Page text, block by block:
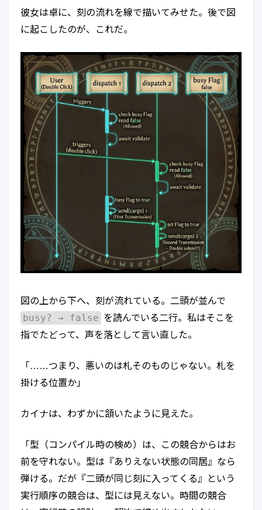
彼女は卓に、刻の流れを線で描いてみせた。後で図
に起こしたのが、これだ。
図の上から下へ、刻が流れている。二頭が並んで
busy? → false を読んでいる二行。私はそこを
指でたどって、声を落として言い直した。
「……つまり、悪いのは札そのものじゃない。札を
掛ける位置か」
カイナは、わずかに頷いたように見えた。
「型（コンパイル時の検め）は、この競合からはお
前を守れない。型は『ありえない状態の同居』なら
弾ける。だが『二頭が同じ刻に入ってくる』という
実行順序の競合は、型には見えない。時間の競合